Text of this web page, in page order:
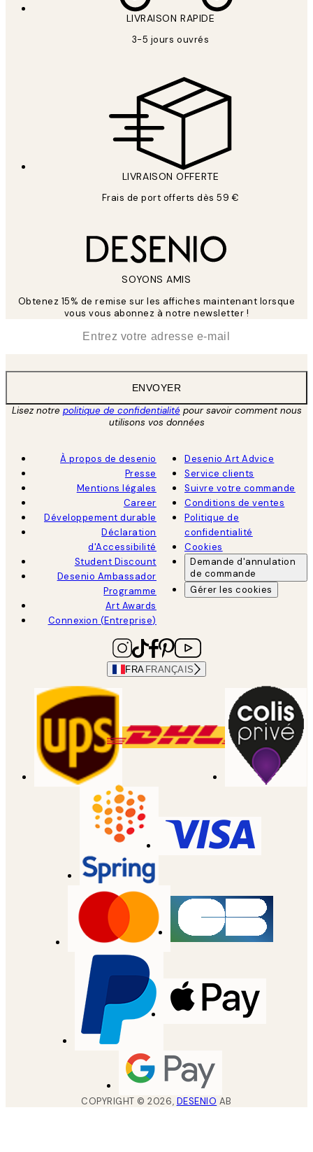
LIVRAISON RAPIDE
3-5 jours ouvrés
LIVRAISON OFFERTE
Frais de port offerts dès 59 €
SOYONS AMIS
Obtenez 15% de remise sur les affiches maintenant lorsque
vous vous abonnez à notre newsletter !
ENVOYER
Lisez notre politique de confidentialitépour savoir comment nous
utilisons vos données
À propos de desenio
Presse
Mentions légales
Career
Développement durable
Déclaration
d'Accessibilité
Student Discount
Desenio Ambassador
Programme
Art Awards
Connexion (Entreprise)
Desenio Art Advice
Service clients
Suivre votre commande
Conditions de ventes
Politique de
confidentialité
Cookies
Demande d'annulation
de commande
Gérer les cookies
FRA FRANÇAIS
COPYRIGHT ©2026, DESENIO AB